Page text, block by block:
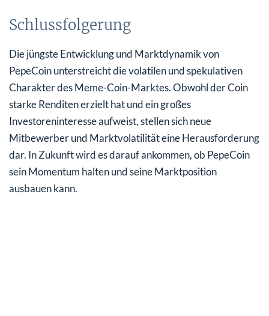
Schlussfolgerung
Die jüngste Entwicklung und Marktdynamik von
PepeCoin unterstreicht die volatilen und spekulativen
Charakter des Meme-Coin-Marktes. Obwohl der Coin
starke Renditen erzielt hat und ein großes
Investoreninteresse aufweist, stellen sich neue
Mitbewerber und Marktvolatilität eine Herausforderung
dar. In Zukunft wird es darauf ankommen, ob PepeCoin
sein Momentum halten und seine Marktposition
ausbauen kann.